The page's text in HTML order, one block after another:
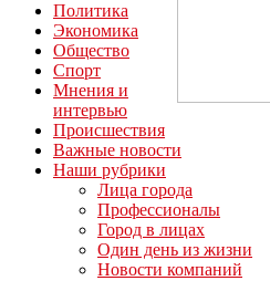
Политика
Экономика
Общество
Спорт
Мнения и
интервью
Происшествия
Важные новости
Наши рубрики
Лица города
Профессионалы
Город в лицах
Один день из жизни
Новости компаний